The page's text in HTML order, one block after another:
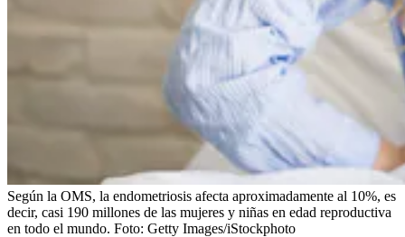
Según la OMS, la endometriosis afecta aproximadamente al 10%, es
decir, casi 190 millones de las mujeres y niñas en edad reproductiva
en todo el mundo. Foto: Getty Images/iStockphoto